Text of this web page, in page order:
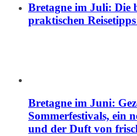
Bretagne im Juli: Die
praktischen
Bretagne im Juni:
Sommerfestivals, ein
und der Duft von